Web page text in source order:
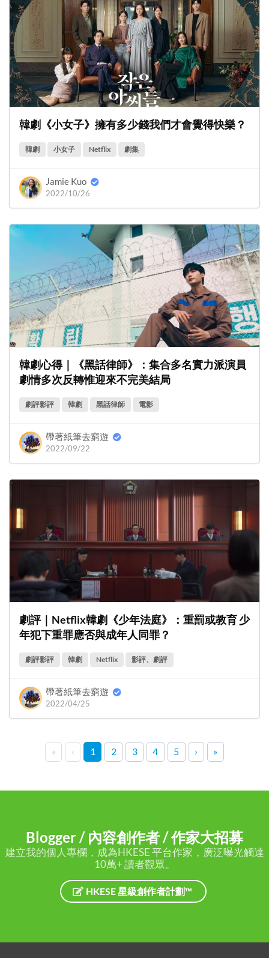
韓劇《小女子》擁有多少錢我們才會覺得快樂？
韓劇 小女子 Netflix 劇集
Jamie Kuo
2022/10/26
韓劇心得｜《黑話律師》：集合多名實力派演員
劇情多次反轉惟迎來不完美結局
劇評影評 韓劇 黑話律師 電影
帶著紙筆去窮遊
2022/09/22
劇評｜Netflix韓劇《少年法庭》：重罰或教育 少
年犯下重罪應否與成年人同罪？
劇評影評 韓劇 Netflix 影評、劇評
帶著紙筆去窮遊
2022/04/25
« ‹ 1 2 3 4 5 › »
Blogger / 內容創作者 / 作家大招募
建立我的個人專欄，成為HKESE 平台作家，廣泛曝光觸達
10萬+ 讀者觀眾。
HKESE 星級創作者計劃™